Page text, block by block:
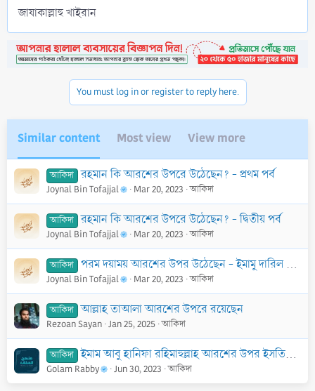
জাযাকাল্লাহু খাইরান
You must log in or register to reply here.
Similar content Most view View more
আকিদা রহমান কি আরশের উপরে উঠেছেন? - প্রথম পর্ব
Joynal Bin Tofajjal Mar 20, 2023 আকিদা
আকিদা রহমান কি আরশের উপরে উঠেছেন? - দ্বিতীয় পর্ব
Joynal Bin Tofajjal Mar 20, 2023 আকিদা
আকিদা পরম দয়াময় আরশের উপর উঠেছেন - ইমামু দারিল হিজরাহ মালিক ইবন আনাস (রাহ:)
Joynal Bin Tofajjal Mar 20, 2023 আকিদা
আকিদা আল্লাহ তাআলা আরশের উপরে রয়েছেন
Rezoan Sayan Jan 25, 2025 আকিদা
আকিদা ইমাম আবু হানিফা রহিমাহুল্লাহ আরশের উপর ইসতিওয়া সম্পর্কে আকিদাহ
Golam Rabby Jun 30, 2023 আকিদা